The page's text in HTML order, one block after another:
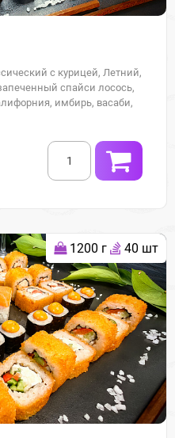
с курицей, Летний,
спайси лосось,
имбирь, васаби,
1200 г 40 шт